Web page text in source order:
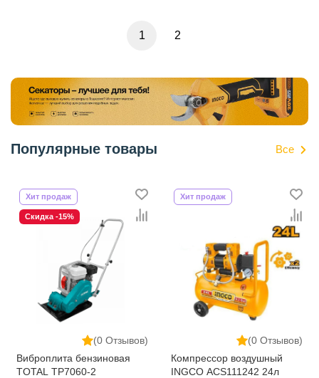
1 2
Популярные товары Все
(0 Отзывов)
Хит продаж
Скидка -15%
Виброплита бензиновая
TOTAL TP7060-2
(0 Отзывов)
Хит продаж
Компрессор воздушный
INGCO ACS111242 24л